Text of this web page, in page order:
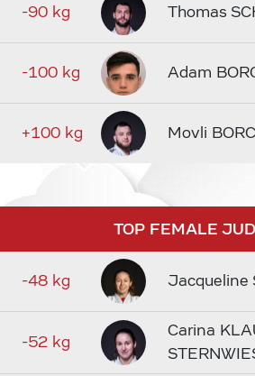
-90 kg Thomas
-100 kg Adam
+100 kg Movli
TOP FEMALE
-48 kg Jacqueline
-52 kg
Carina